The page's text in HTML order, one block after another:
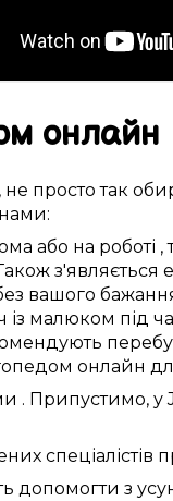
онлайн
не просто так
або на роботі ,
з'являється
вашого
із малюком під
онлайн
. Припустимо, у
спеціалістів
допомогти з